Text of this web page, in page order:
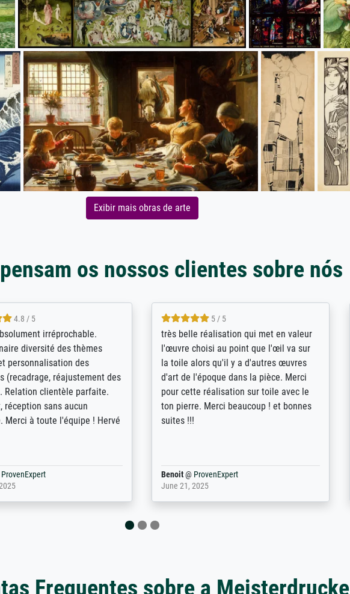
Exibir mais obras de arte
os nossos clientes sobre nós
5 / 5
bin sehr über die Qualität
Drucke haben all´meine
übertroffen. Desgleichen
der Bestellung. Grosses
ProvenExpert
4 / 5
De levering door Bpost was absoluut
desastreus. De gemelde leveringstijd
sloeg nergens op. Er werd niet
aangebeld en niet geleverd op de
voorziene dag. Er werd ook geen
duidelijke informatie gegeven over wat
er dan met het pakket ging gebeuren.
Anonym@ProvenExpert
December 12, 2025
Frequentes sobre a Meisterdrucke